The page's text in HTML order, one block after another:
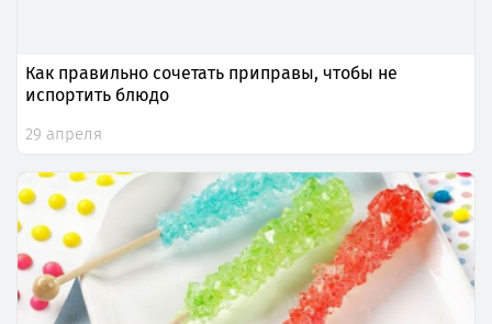
Как правильно сочетать приправы, чтобы не
испортить блюдо
29 апреля